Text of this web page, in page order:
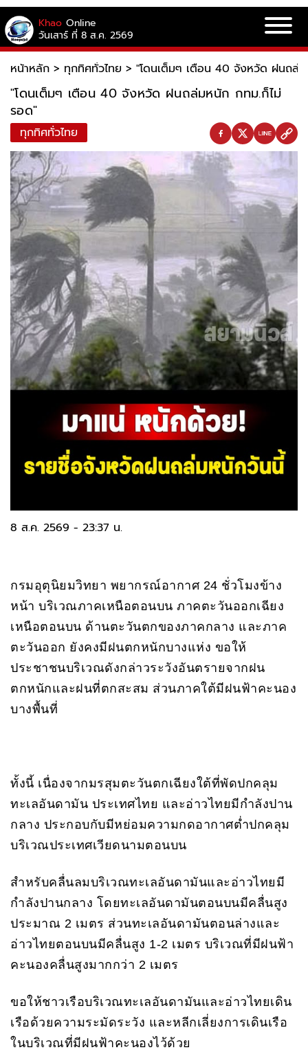
Khao Online
วันเสาร์ ที่ 8 ส.ค. 2569
หน้าหลัก > ทุกทิศทั่วไทย > "โดนเต็มๆ เตือน 40 จังหวัด ฝนถล่
"โดนเต็มๆ เตือน 40 จังหวัด ฝนถล่มหนัก กทม.ก็ไม่
รอด"
ทุกทิศทั่วไทย
8 ส.ค. 2569 - 23:37 น.
กรมอุตุนิยมวิทยา พยากรณ์อากาศ 24 ชั่วโมงข้าง
หน้า บริเวณภาคเหนือตอนบน ภาคตะวันออกเฉียง
เหนือตอนบน ด้านตะวันตกของภาคกลาง และภาค
ตะวันออก ยังคงมีฝนตกหนักบางแห่ง ขอให้
ประชาชนบริเวณดังกล่าวระวังอันตรายจากฝน
ตกหนักและฝนที่ตกสะสม ส่วนภาคใต้มีฝนฟ้าคะนอง
บางพื้นที่
ทั้งนี้ เนื่องจากมรสุมตะวันตกเฉียงใต้ที่พัดปกคลุม
ทะเลอันดามัน ประเทศไทย และอ่าวไทยมีกำลังปาน
กลาง ประกอบกับมีหย่อมความกดอากาศต่ำปกคลุม
บริเวณประเทศเวียดนามตอนบน
สำหรับคลื่นลมบริเวณทะเลอันดามันและอ่าวไทยมี
กำลังปานกลาง โดยทะเลอันดามันตอนบนมีคลื่นสูง
ประมาณ 2 เมตร ส่วนทะเลอันดามันตอนล่างและ
อ่าวไทยตอนบนมีคลื่นสูง 1-2 เมตร บริเวณที่มีฝนฟ้า
คะนองคลื่นสูงมากกว่า 2 เมตร
ขอให้ชาวเรือบริเวณทะเลอันดามันและอ่าวไทยเดิน
เรือด้วยความระมัดระวัง และหลีกเลี่ยงการเดินเรือ
ในบริเวณที่มีฝนฟ้าคะนองไว้ด้วย